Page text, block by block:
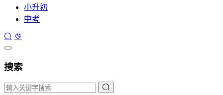
小升初
中考
搜索